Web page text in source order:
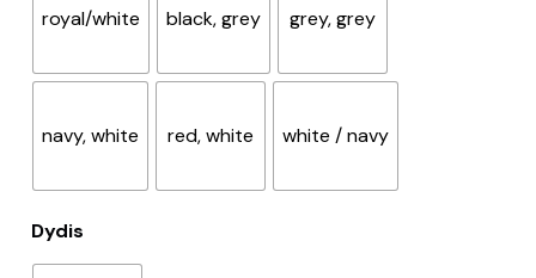
royal/white black, grey grey, grey
navy, white red, white white / navy
Dydis